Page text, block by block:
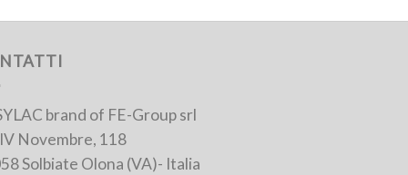
brand of FE-Group srl
Novembre, 118
Solbiate Olona (VA)- Italia